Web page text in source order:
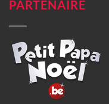
PARTENAIRE